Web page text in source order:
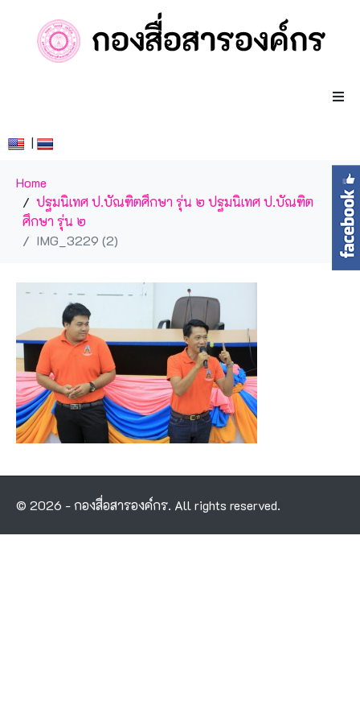
|
Home
ปฐมนิเทศ ป.บัณฑิตศึกษา รุ่น ๒ ปฐมนิเทศ ป.บัณฑิต
ศึกษา รุ่น ๒
IMG_3229 (2)
© 2026 - กองสื่อสารองค์กร. All rights reserved.